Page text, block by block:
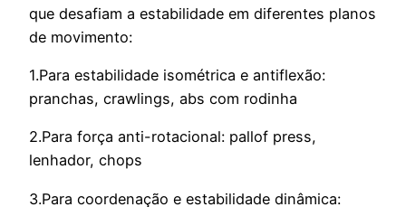
que desafiam a estabilidade em diferentes planos
de movimento:
1.Para estabilidade isométrica e antiflexão:
pranchas, crawlings, abs com rodinha
2.Para força anti-rotacional: pallof press,
lenhador, chops
3.Para coordenação e estabilidade dinâmica: